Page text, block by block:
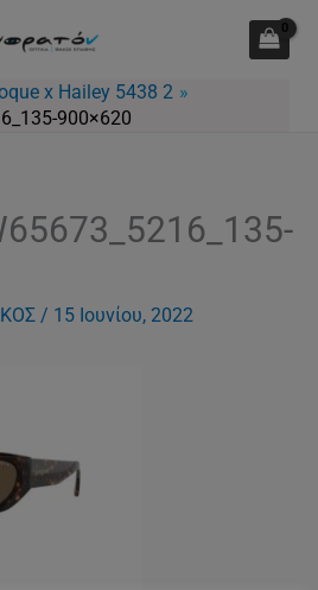
x Hailey 5438 2
900×620
/ 15 Ιουνίου, 2022